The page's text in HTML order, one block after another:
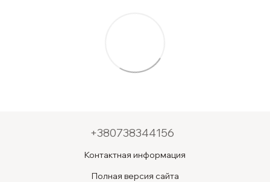
+380738344156
Контактная информация
Полная версия сайта